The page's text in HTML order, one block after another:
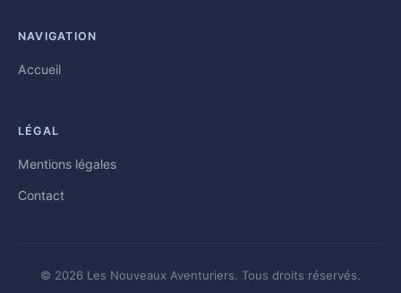
NAVIGATION
Accueil
LÉGAL
Mentions légales
Contact
© 2026 Les Nouveaux Aventuriers. Tous droits réservés.